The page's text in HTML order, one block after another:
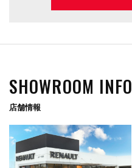
SHOWROOM INFO
店舗情報